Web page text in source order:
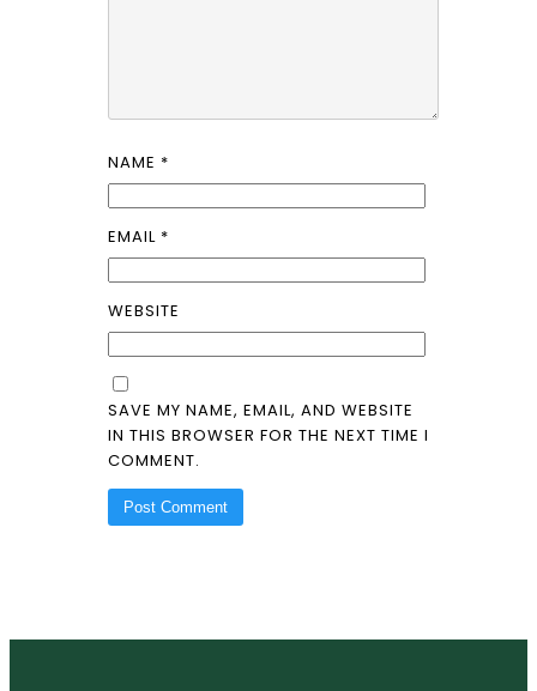
NAME *
EMAIL *
WEBSITE
SAVE MY NAME, EMAIL, AND WEBSITE
IN THIS BROWSER FOR THE NEXT TIME I
COMMENT.